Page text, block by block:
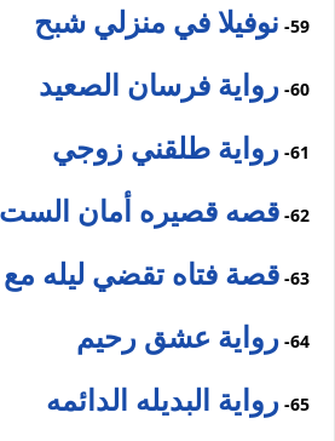
59- نوفيلا في منزلي شبح
60- رواية فرسان الصعيد
61- رواية طلقني زوجي
62- قصه قصيره أمان الست
63- قصة فتاه تقضي ليله
64- رواية عشق رحيم
65- رواية البديله الدائمه